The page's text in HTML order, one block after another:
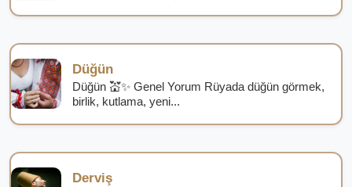
Düğün
Düğün 💒✨ Genel Yorum Rüyada düğün görmek,
birlik, kutlama, yeni...
Derviş